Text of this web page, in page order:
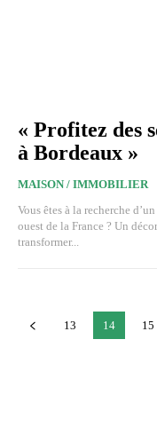
« Profitez des
à Bordeaux »
MAISON / IMMOBILIER
Vous êtes à la recherche
ouest de la France ? Un
transformer...
13 14 15